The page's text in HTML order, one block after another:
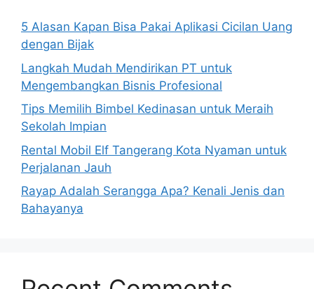
5 Alasan Kapan Bisa Pakai Aplikasi Cicilan Uang
dengan Bijak
Langkah Mudah Mendirikan PT untuk
Mengembangkan Bisnis Profesional
Tips Memilih Bimbel Kedinasan untuk Meraih
Sekolah Impian
Rental Mobil Elf Tangerang Kota Nyaman untuk
Perjalanan Jauh
Rayap Adalah Serangga Apa? Kenali Jenis dan
Bahayanya